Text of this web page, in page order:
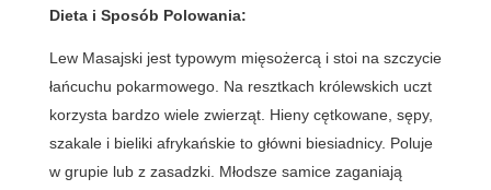
Dieta i Sposób Polowania:
Lew Masajski jest typowym mięsożercą i stoi na szczycie
łańcuchu pokarmowego. Na resztkach królewskich uczt
korzysta bardzo wiele zwierząt. Hieny cętkowane, sępy,
szakale i bieliki afrykańskie to główni biesiadnicy. Poluje
w grupie lub z zasadzki. Młodsze samice zaganiają